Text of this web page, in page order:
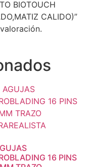
BIOTOUCH
CALIDO)”
16 PINS